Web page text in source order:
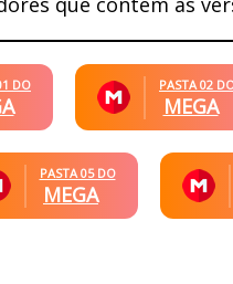
DO PASTA 02
MEGA
PASTA 05 DO
MEGA